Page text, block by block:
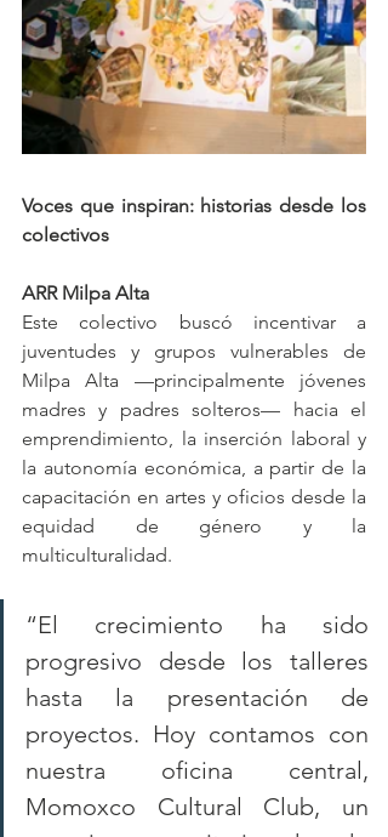
Voces que inspiran: historias desde los
colectivos
ARR Milpa Alta
Este colectivo buscó incentivar a
juventudes y grupos vulnerables de
Milpa Alta —principalmente jóvenes
madres y padres solteros— hacia el
emprendimiento, la inserción laboral y
la autonomía económica, a partir de la
capacitación en artes y oficios desde la
equidad de género y la
multiculturalidad.
“El crecimiento ha sido
progresivo desde los talleres
hasta la presentación de
proyectos. Hoy contamos con
nuestra oficina central,
Momoxco Cultural Club, un